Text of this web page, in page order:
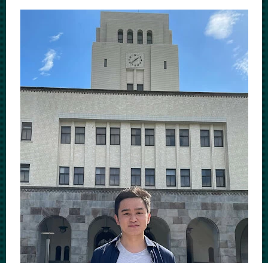
カテゴリ別
課程別
月別
イベントカレンダー
Event Calendar
サイト構成
学内向け情報
系詳細情報